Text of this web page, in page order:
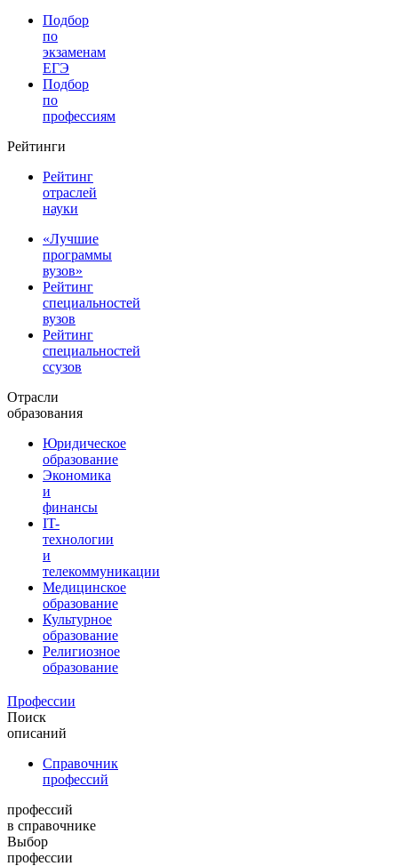
Подбор
по
экзаменам
ЕГЭ
Подбор
по
профессиям
Рейтинги
Рейтинг
отраслей
науки
«Лучшие
программы
вузов»
Рейтинг
специальностей
вузов
Рейтинг
специальностей
ссузов
Отрасли
образования
Юридическое
образование
Экономика
и
финансы
IT-
технологии
и
телекоммуникации
Медицинское
образование
Культурное
образование
Религиозное
образование
Профессии
Поиск
описаний
Справочник
профессий
профессий
в справочнике
Выбор
профессии